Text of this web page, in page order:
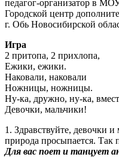
педагог-организатор в
Городской центр
г. Обь Новосибирской
Игра
2 притопа, 2 прихлопа,
Ежики, ежики.
Наковали, наковали
Ножницы, ножницы.
Ну-ка, дружно, ну-ка,
Девочки, мальчики!
1. Здравствуйте, девочки
природа просыпается. Так
Для вас поет и танцует